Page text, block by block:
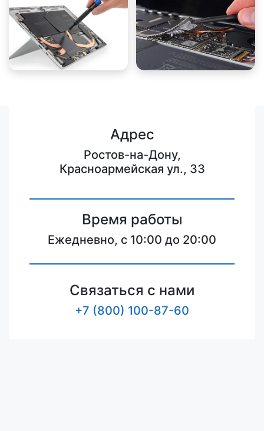
Адрес
Ростов-на-Дону,
Красноармейская ул., 33
Время работы
Ежедневно, с 10:00 до 20:00
Связаться с нами
+7 (800) 100-87-60